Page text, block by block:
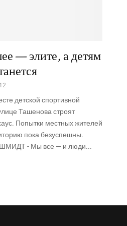
— элите, а детям
детской спортивной
Ташенова строят
Попытки местных жителей
пока безуспешны.
- Мы все — и люди...